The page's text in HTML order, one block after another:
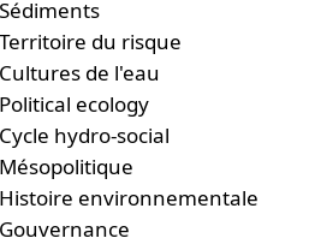
Sédiments
Territoire du risque
Cultures de l'eau
Political ecology
Cycle hydro-social
Mésopolitique
Histoire environnementale
Gouvernance